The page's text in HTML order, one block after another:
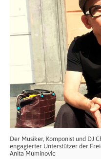
Der Musiker, Komponist und DJ
engagierter Unterstützer der
Anita Muminovic